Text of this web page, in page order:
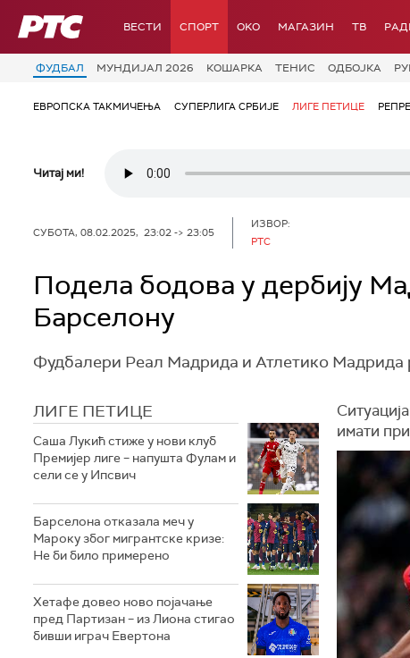
РТС ВЕСТИ СПОРТ OKO МАГАЗИН ТВ
ФУДБАЛ МУНДИЈАЛ 2026 КОШАРКА ТЕНИС ОДБОЈКА
ЕВРОПСКА ТАКМИЧЕЊА СУПЕРЛИГА СРБИЈЕ ЛИГЕ ПЕТИЦЕ
Читај ми!
СУБОТА, 08.02.2025, 23:02 -> 23:05
ИЗВОР:
РТС
Подела бодова у дербију
Барселону
Фудбалери Реал Мадрида и Атлетико Мадрида
ЛИГЕ ПЕТИЦЕ
Саша Лукић стиже у нови клуб
Премијер лиге – напушта Фулам и
сели се у Ипсвич
Барселона отказала меч у
Мароку због мигрантске кризе:
Не би било примерено
Хетафе довео ново појачање
пред Партизан – из Лиона стигао
бивши играч Евертона
имати